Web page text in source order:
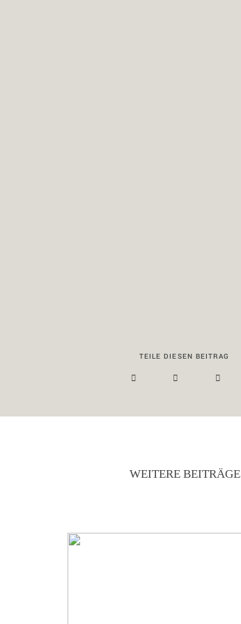
TEILE DIESEN BEITRAG
WEITERE BEITRÄGE